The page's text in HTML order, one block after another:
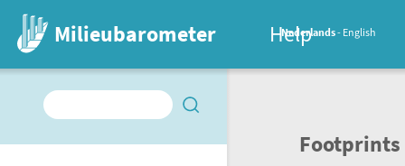
Footprints
Milieubarometer Help
Nederlands English